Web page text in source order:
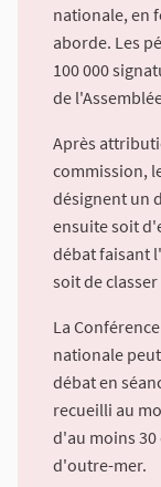
nationale, en
aborde. Les
100 000
de
Après
commission,
désignent un
ensuite soit
débat faisant
soit de
La
nationale
débat en
recueilli au
d'au moins
d'outre-mer.